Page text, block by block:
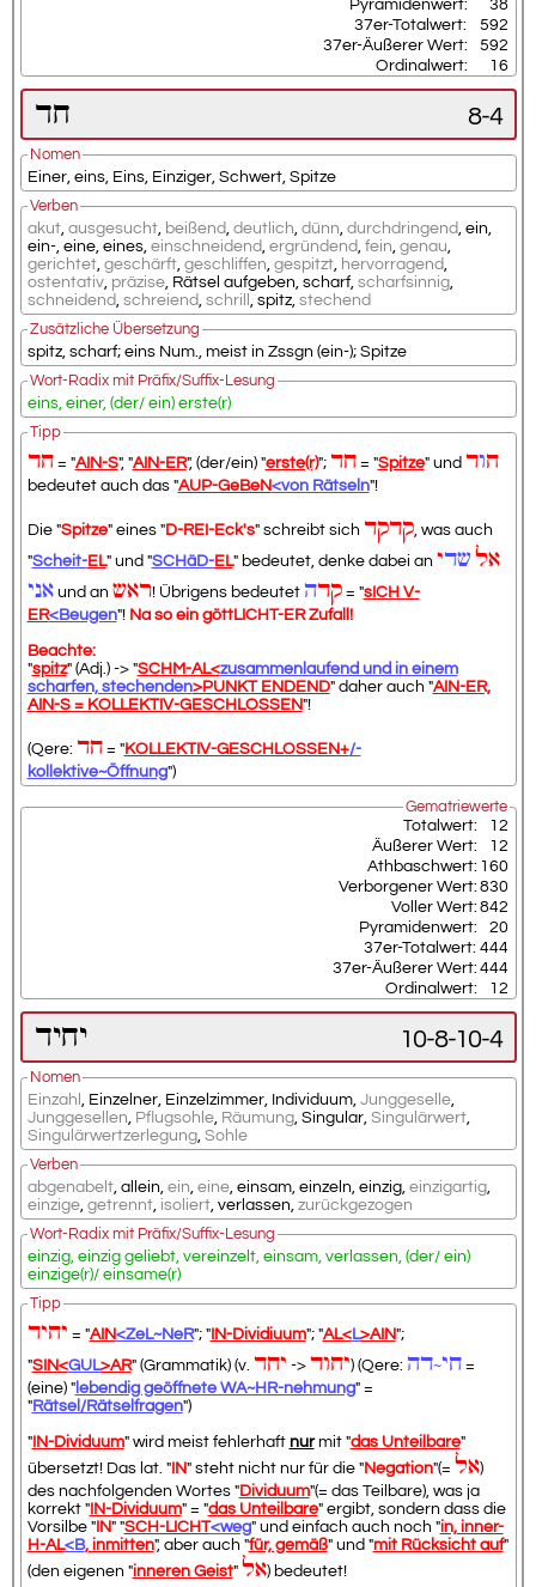
Pyramidenwert:
38
37er-Totalwert:
592
37er-Äußerer Wert:
592
Ordinalwert:
16
חד 8-4
Nomen
Einer, eins, Eins, Einziger, Schwert, Spitze
Verben
akut, ausgesucht, beißend, deutlich, dünn, durchdringend, ein,
ein-, eine, eines, einschneidend, ergründend, fein, genau,
gerichtet, geschärft, geschliffen, gespitzt, hervorragend,
ostentativ, präzise, Rätsel aufgeben, scharf, scharfsinnig,
schneidend, schreiend, schrill , spitz, stechend
Zusätzliche Übersetzung
spitz, scharf; eins Num., meist in Zssgn (ein-); Spitze
Wort-Radix mit Präfix/Suffix-Lesung
eins, einer, (der/ ein) erste(r)
Tipp
חד= "AIN-S", "AIN-ER", (der/ein) "erste(r)"; חד= "Spitze" und חוד
bedeutet auch das "AUP-GeBeN<von Rätseln"!
Die "Spitze" eines "D-REI-Eck's" schreibt sich קדקד, was auch
"Scheit-EL" und "SCHäD-EL" bedeutet, denke dabei an שדי
אל
אניund an ראש! Übrigens bedeutet קדה = "sICH V-
ER<Beugen"! Na so ein göttLICHT-ER Zufall!
Beachte:
"spitz" (Adj.) -> "SCHM-AL<zusammenlaufend und in einem
scharfen, stechenden>PUNKT ENDEND" daher auch "AIN-ER,
AIN-S = KOLLEKTIV-GESCHLOSSEN"!
(Qere: חד= "KOLLEKTIV-GESCHLOSSEN+/-
kollektive~Öffnung")
Gematriewerte
Totalwert:
12
Äußerer Wert:
12
Athbaschwert: 160
Verborgener Wert: 830
Voller Wert: 842
Pyramidenwert:
20
37er-Totalwert: 444
37er-Äußerer Wert: 444
Ordinalwert:
12
יחיד 10-8-10-4
Nomen
Einzahl , Einzelner, Einzelzimmer, Individuum, Junggeselle,
Junggesellen, Pflugsohle, Räumung, Singular, Singulärwert,
Singulärwertzerlegung, Sohle
Verben
abgenabelt, allein, ein, eine, einsam, einzeln, einzig, einzigartig,
einzige, getrennt, isoliert, verlassen, zurückgezogen
Wort-Radix mit Präfix/Suffix-Lesung
einzig, einzig geliebt, vereinzelt, einsam, verlassen, (der/ ein)
einzige(r)/ einsame(r)
Tipp
יחיד = "AIN<ZeL~NeR"; "IN-Dividiuum"; "AL<L>AIN";
"SIN<GUL>AR" (Grammatik) (v. יחד -> יחוד) (Qere: דה~חי=
(eine) "lebendig geöffnete WA~HR-nehmung" =
"Rätsel/Rätselfragen")
"IN-Dividuum" wird meist fehlerhaft nurmit "das Unteilbare"
übersetzt! Das lat. "IN" steht nicht nur für die "Negation"(= אל)
des nachfolgenden Wortes "Dividuum"(= das Teilbare), was ja
korrekt "IN-Dividuum" = "das Unteilbare" ergibt, sondern dass die
Vorsilbe "IN" "SCH-LICHT<weg" und einfach auch noch "in, inner-
H-AL<B, inmitten", aber auch "für, gemäß" und "mit Rücksicht auf"
(den eigenen "inneren Geist" אל) bedeutet!